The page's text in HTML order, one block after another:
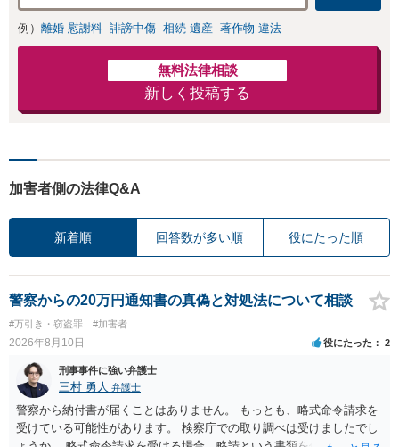
例） 離婚 慰謝料 誹謗中傷 相続 遺産 著作物 違法
無料法律相談
新しく投稿する
加害者側の法律Q&A
新着順 回答数が多い順 役にたった順
警察からの20万円通知書の真偽と対処法について相談
#万引き・窃盗罪 #加害者
2026年8月10日 役にたった 2
刑事事件に強い弁護士
三村 勇人 弁護士
警察から納付書が届くことはありません。 もっとも、略式命令請求を
受けている可能性があります。 検察庁での取り調べは受けましたでし